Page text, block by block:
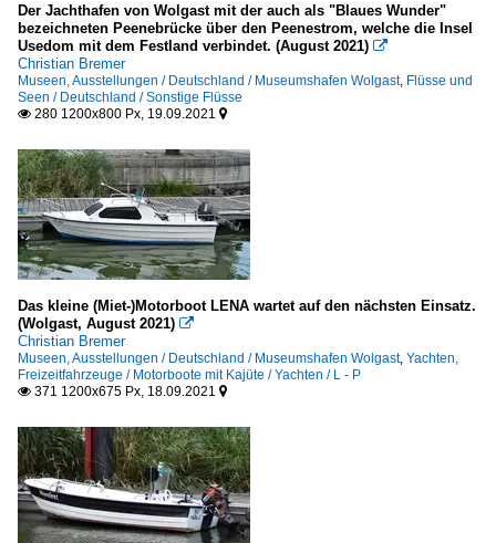
Der Jachthafen von Wolgast mit der auch als "Blaues Wunder"
bezeichneten Peenebrücke über den Peenestrom, welche die Insel
Usedom mit dem Festland verbindet. (August 2021) 
Christian Bremer
Museen, Ausstellungen / Deutschland / Museumshafen Wolgast, Flüsse und
Seen / Deutschland / Sonstige Flüsse
 280 1200x800 Px, 19.09.2021 
Das kleine (Miet-)Motorboot LENA wartet auf den nächsten Einsatz.
(Wolgast, August 2021) 
Christian Bremer
Museen, Ausstellungen / Deutschland / Museumshafen Wolgast, Yachten,
Freizeitfahrzeuge / Motorboote mit Kajüte / Yachten / L - P
 371 1200x675 Px, 18.09.2021 